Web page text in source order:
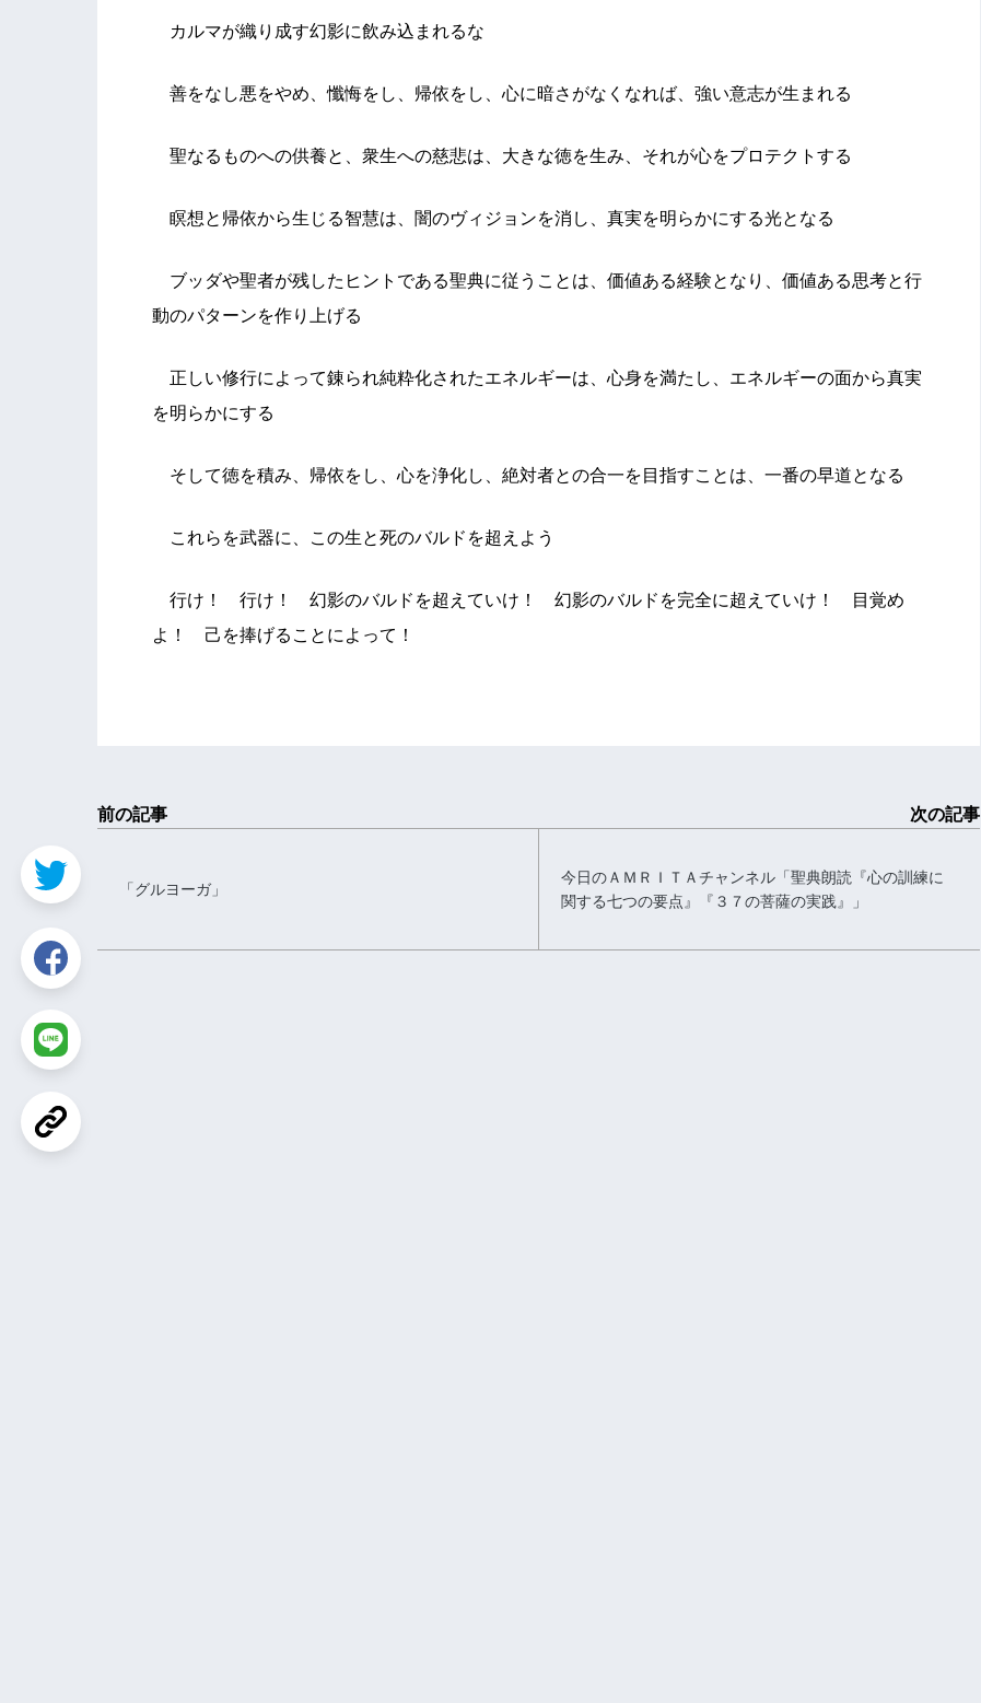
カルマが織り成す幻影に飲み込まれるな
善をなし悪をやめ、懺悔をし、帰依をし、心に暗さがなくなれば、強い意志が生まれる
聖なるものへの供養と、衆生への慈悲は、大きな徳を生み、それが心をプロテクトする
瞑想と帰依から生じる智慧は、闇のヴィジョンを消し、真実を明らかにする光となる
ブッダや聖者が残したヒントである聖典に従うことは、価値ある経験となり、価値ある思考と行
動のパターンを作り上げる
正しい修行によって錬られ純粋化されたエネルギーは、心身を満たし、エネルギーの面から真実
を明らかにする
そして徳を積み、帰依をし、心を浄化し、絶対者との合一を目指すことは、一番の早道となる
これらを武器に、この生と死のバルドを超えよう
行け！ 行け！ 幻影のバルドを超えていけ！ 幻影のバルドを完全に超えていけ！ 目覚め
よ！ 己を捧げることによって！
前の記事
「グルヨーガ」
次の記事
今日のＡＭＲＩＴＡチャンネル「聖典朗読『心の訓練に
関する七つの要点』『３７の菩薩の実践』」